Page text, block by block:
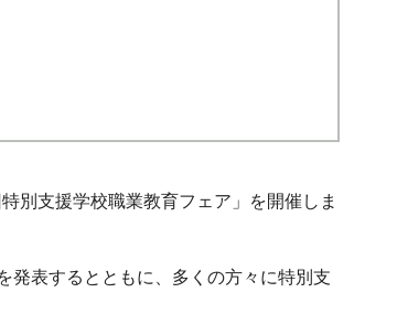
別支援学校職業教育フェア」を開催しま
発表するとともに、多くの方々に特別支